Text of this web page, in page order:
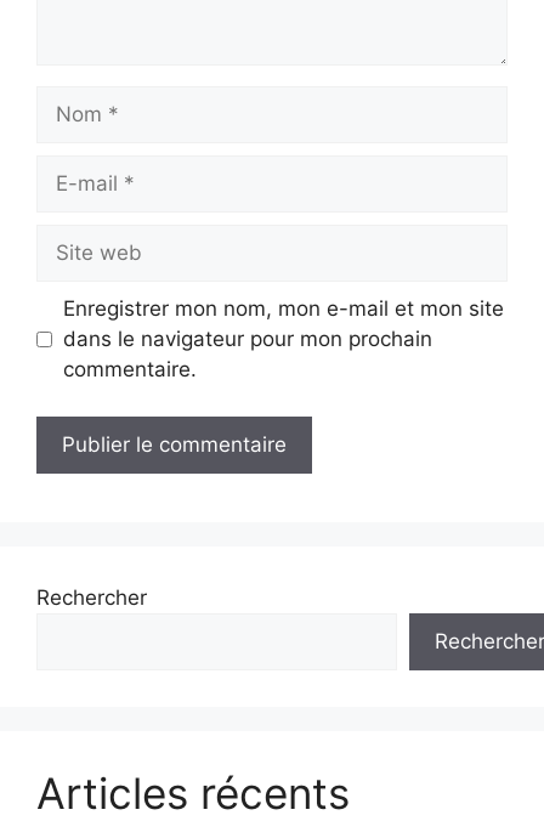
Nom
Site
web
Enregistrer mon nom, mon e-mail et mon site
dans le navigateur pour mon prochain
commentaire.
Rechercher
Rechercher
Articles récents